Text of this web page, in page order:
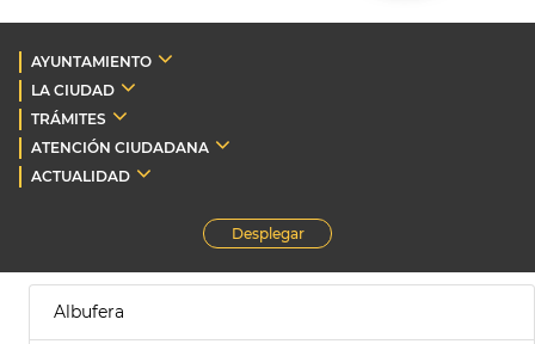
AYUNTAMIENTO
LA CIUDAD
TRÁMITES
ATENCIÓN CIUDADANA
ACTUALIDAD
Desplegar
Albufera